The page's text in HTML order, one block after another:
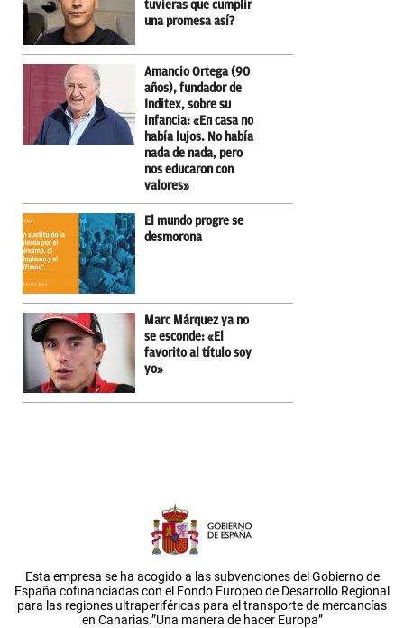
tuvieras que cumplir
una promesa así?
Amancio Ortega (90
años), fundador de
Inditex, sobre su
infancia: «En casa no
había lujos. No había
nada de nada, pero
nos educaron con
valores»
El mundo progre se
desmorona
Marc Márquez ya no
se esconde: «El
favorito al título soy
yo»
Esta empresa se ha acogido a las subvenciones del Gobierno de
España cofinanciadas con el Fondo Europeo de Desarrollo Regional
para las regiones ultraperiféricas para el transporte de mercancías
en Canarias.”Una manera de hacer Europa”